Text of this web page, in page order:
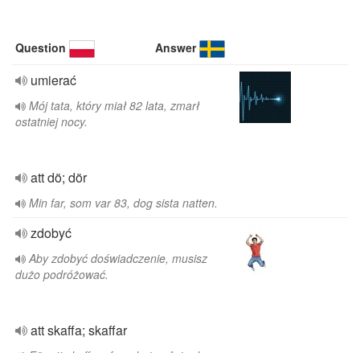
Question Answer
umierać
Mój tata, który miał 82 lata, zmarł
ostatniej nocy.
att dö; dör
Min far, som var 83, dog sista natten.
zdobyć
Aby zdobyć doświadczenie, musisz
dużo podróżować.
att skaffa; skaffar